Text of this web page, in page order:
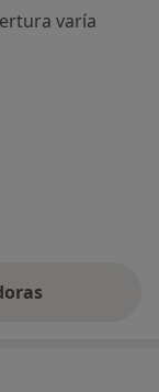
varía